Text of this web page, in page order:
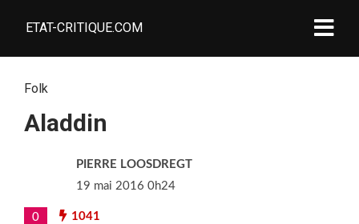
ETAT-CRITIQUE.COM
Folk
Aladdin
PIERRE LOOSDREGT
19 mai 2016 0h24
0 1041